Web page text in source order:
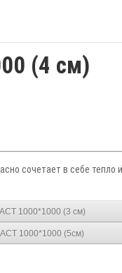
(4 см)
сочетает в себе
1000*1000 (3 см)
1000*1000 (5см)